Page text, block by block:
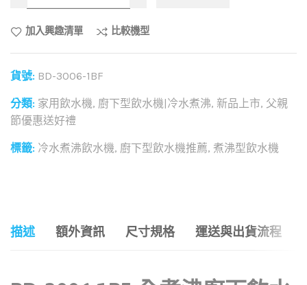
加入興趣清單 比較機型
貨號: BD-3006-1BF
分類: 家用飲水機, 廚下型飲水機|冷水煮沸, 新品上市, 父親
節優惠送好禮
標籤: 冷水煮沸飲水機, 廚下型飲水機推薦, 煮沸型飲水機
描述 額外資訊 尺寸規格 運送與出貨流程